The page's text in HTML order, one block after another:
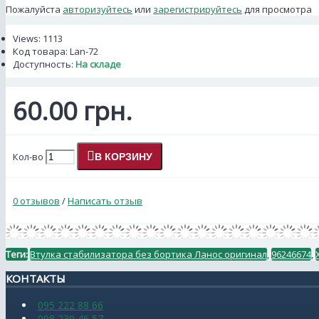
Пожалуйста авторизуйтесь или зарегистрируйтесь для просмотра
Views: 1113
Код товара: Lan-72
Доступность: На складе
60.00 грн.
Кол-во В КОРЗИНУ
0 отзывов /Написать отзыв
Теги:Втулка стабилизатора без бортика Ланос оригинал, 96246674,
КОНТАКТЫ
095 222 88 66